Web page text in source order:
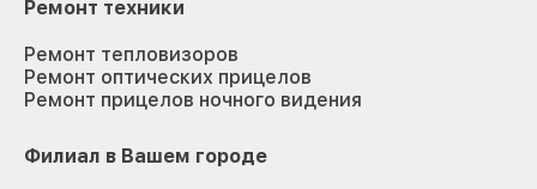
Ремонт техники
Ремонт тепловизоров
Ремонт оптических прицелов
Ремонт прицелов ночного видения
Филиал в Вашем городе